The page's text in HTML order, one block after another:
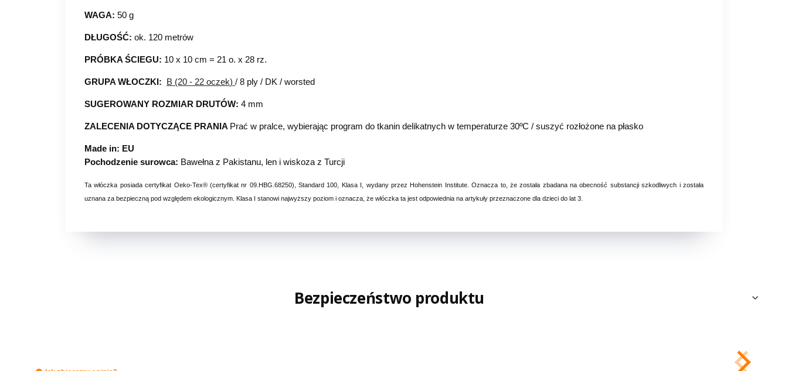
WAGA: 50 g
DŁUGOŚĆ: ok. 120 metrów
PRÓBKA ŚCIEGU: 10 x 10 cm = 21 o. x 28 rz.
GRUPA WŁOCZKI: B (20 - 22 oczek) / 8 ply / DK / worsted
SUGEROWANY ROZMIAR DRUTÓW: 4 mm
ZALECENIA DOTYCZĄCE PRANIA Prać w pralce, wybierając program do tkanin delikatnych w temperaturze 30ºC / suszyć rozłożone na płasko
Made in: EU
Pochodzenie surowca: Bawełna z Pakistanu, len i wiskoza z Turcji
Ta włóczka posiada certyfikat Oeko-Tex® (certyfikat nr 09.HBG.68250), Standard 100, Klasa I, wydany przez Hohenstein Institute. Oznacza to, że została zbadana na obecność substancji szkodliwych i została
uznana za bezpieczną pod względem ekologicznym. Klasa I stanowi najwyższy poziom i oznacza, że włóczka ta jest odpowiednia na artykuły przeznaczone dla dzieci do lat 3.
Bezpieczeństwo produktu